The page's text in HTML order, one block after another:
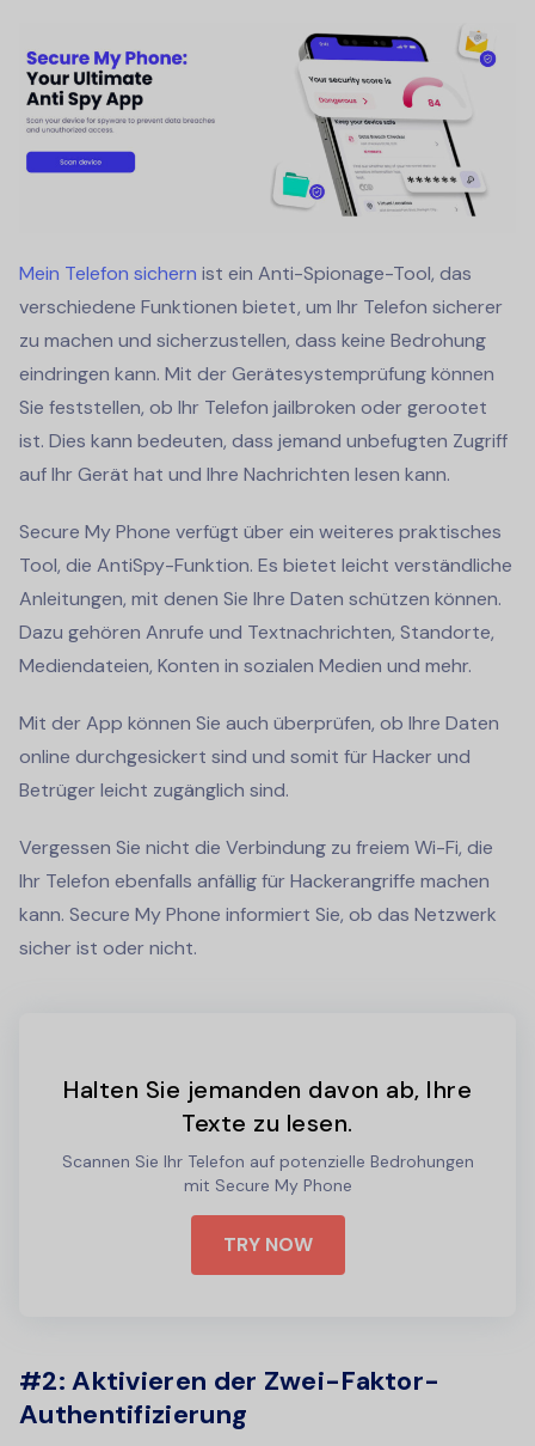
Mein Telefon sichern ist ein Anti-Spionage-Tool, das
verschiedene Funktionen bietet, um Ihr Telefon sicherer
zu machen und sicherzustellen, dass keine Bedrohung
eindringen kann. Mit der Gerätesystemprüfung können
Sie feststellen, ob Ihr Telefon jailbroken oder gerootet
ist. Dies kann bedeuten, dass jemand unbefugten Zugriff
auf Ihr Gerät hat und Ihre Nachrichten lesen kann.
Secure My Phone verfügt über ein weiteres praktisches
Tool, die AntiSpy-Funktion. Es bietet leicht verständliche
Anleitungen, mit denen Sie Ihre Daten schützen können.
Dazu gehören Anrufe und Textnachrichten, Standorte,
Mediendateien, Konten in sozialen Medien und mehr.
Mit der App können Sie auch überprüfen, ob Ihre Daten
online durchgesickert sind und somit für Hacker und
Betrüger leicht zugänglich sind.
Vergessen Sie nicht die Verbindung zu freiem Wi-Fi, die
Ihr Telefon ebenfalls anfällig für Hackerangriffe machen
kann. Secure My Phone informiert Sie, ob das Netzwerk
sicher ist oder nicht.
Halten Sie jemanden davon ab, Ihre
Texte zu lesen.
Scannen Sie Ihr Telefon auf potenzielle Bedrohungen
mit Secure My Phone
TRY NOW
#2: Aktivieren der Zwei-Faktor-
Authentifizierung